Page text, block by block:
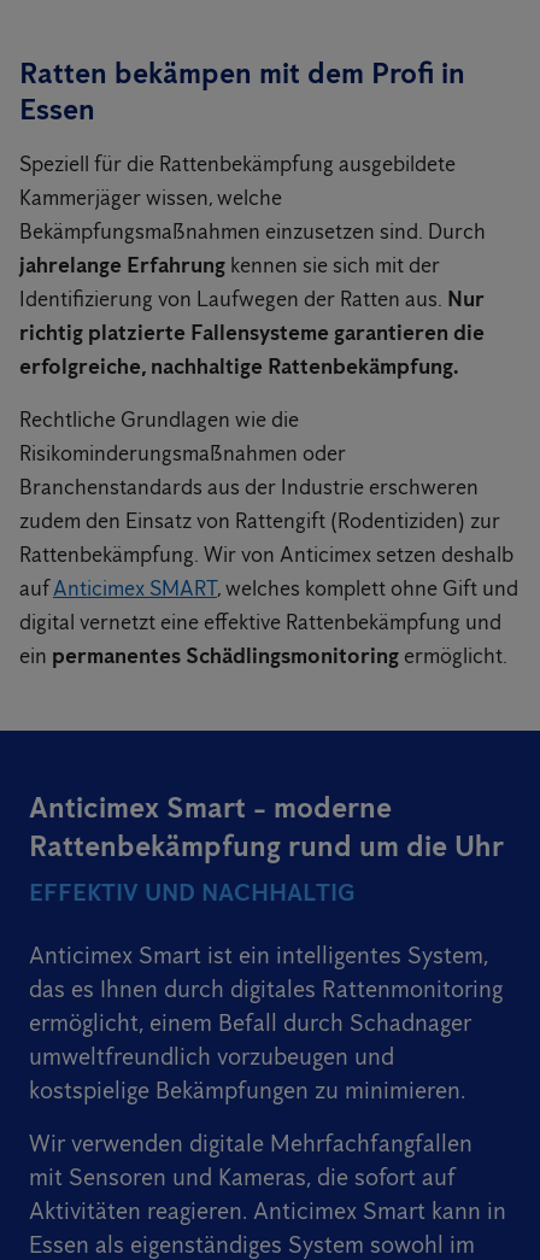
Ratten bekämpen mit dem Profi in
Essen
Speziell für die Rattenbekämpfung ausgebildete
Kammerjäger wissen, welche
Bekämpfungsmaßnahmen einzusetzen sind. Durch
jahrelange Erfahrung kennen sie sich mit der
Identifizierung von Laufwegen der Ratten aus. Nur
richtig platzierte Fallensysteme garantieren die
erfolgreiche, nachhaltige Rattenbekämpfung.
Rechtliche Grundlagen wie die
Risikominderungsmaßnahmen oder
Branchenstandards aus der Industrie erschweren
zudem den Einsatz von Rattengift (Rodentiziden) zur
Rattenbekämpfung. Wir von Anticimex setzen deshalb
aufAnticimex SMART, welches komplett ohne Gift und
digital vernetzt eine effektive Rattenbekämpfung und
ein permanentes Schädlingsmonitoring ermöglicht.
Anticimex Smart - moderne
Rattenbekämpfung rund um die Uhr
EFFEKTIV UND NACHHALTIG
Anticimex Smart ist ein intelligentes System,
das es Ihnen durch digitales Rattenmonitoring
ermöglicht, einem Befall durch Schadnager
umweltfreundlich vorzubeugen und
kostspielige Bekämpfungen zu minimieren.
Wir verwenden digitale Mehrfachfangfallen
mit Sensoren und Kameras, die sofort auf
Aktivitäten reagieren. Anticimex Smart kann in
Essen als eigenständiges System sowohl im